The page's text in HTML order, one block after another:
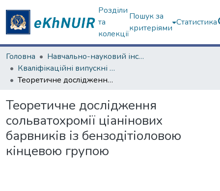
Розділи
та
колекції
Пошук за
критеріями
Статистика
Головна
Навчально-науковий інститут Хімії
Кваліфікаційні випускні роботи магістрів. Навчально-науковий інститут Хімії
Теоретичне дослідження сольватохромії ціанінових барвників із бензодітіоловою кінцевою групою
Теоретичне дослідження
сольватохромії ціанінових
барвників із бензодітіоловою
кінцевою групою